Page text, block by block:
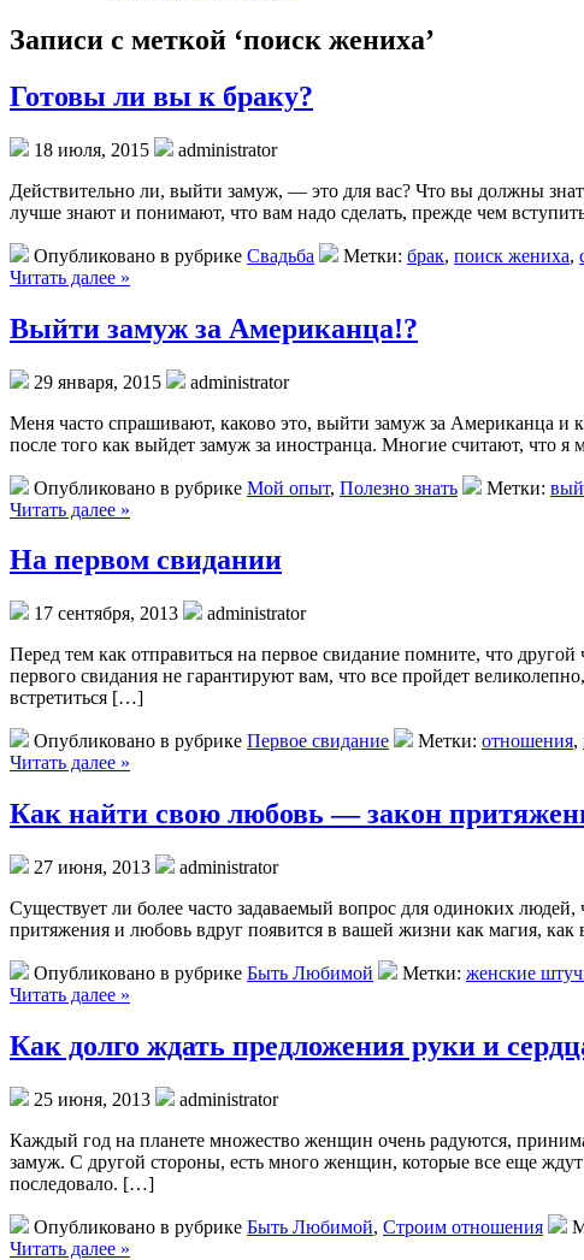
Записи с меткой ‘поиск жениха’
Готовы ли вы к браку?
18 июля, 2015
administrator
Действительно ли, выйти замуж, — это для вас? Что вы должны
лучше знают и понимают, что вам надо сделать, прежде чем
Опубликовано в рубрике Свадьба Метки: брак, поиск жениха,
Читать далее »
Выйти замуж за Американца!?
29 января, 2015
administrator
Меня часто спрашивают, каково это, выйти замуж за Американца
после того как выйдет замуж за иностранца. Многие считают, что
Опубликовано в рубрике Мой опыт, Полезно знать Метки:
Читать далее »
На первом свидании
17 сентября, 2013
administrator
Перед тем как отправиться на первое свидание помните, что
первого свидания не гарантируют вам, что все пройдет
встретиться […]
Опубликовано в рубрике Первое свидание Метки: отношения,
Читать далее »
Как найти свою любовь — закон
27 июня, 2013
administrator
Существует ли более часто задаваемый вопрос для одиноких
притяжения и любовь вдруг появится в вашей жизни как магия, как
Опубликовано в рубрике Быть Любимой Метки: женские
Читать далее »
Как долго ждать предложения руки и
25 июня, 2013
administrator
Каждый год на планете множество женщин очень радуются,
замуж. С другой стороны, есть много женщин, которые все еще
последовало. […]
Опубликовано в рубрике Быть Любимой, Строим отношения
Читать далее »